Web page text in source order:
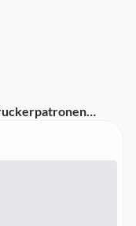
MG6250, PIXMA